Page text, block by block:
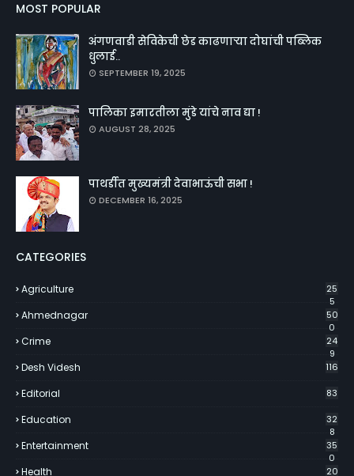
MOST POPULAR
अंगणवाडी सेविकेची छेड काढणाऱ्या दोघांची पब्लिक
धुलाई..
SEPTEMBER 19, 2025
पालिका इमारतीला मुंडे यांचे नाव द्या !
AUGUST 28, 2025
पाथर्डीत मुख्यमंत्री देवाभाऊंची सभा !
DECEMBER 16, 2025
CATEGORIES
Agriculture
25
5
Ahmednagar
50
0
Crime
24
9
Desh Videsh 116
Editorial 83
Education
32
8
Entertainment
35
0
Health 20